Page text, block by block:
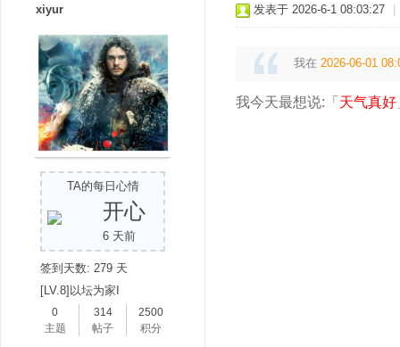
xiyur
TA的每日心情
开心
6 天前
签到天数: 279 天
[LV.8]以坛为家I
0
主题
314
帖子
2500
积分
发表于 2026-6-1 08:03:27
我在 2026-06-01
我今天最想说:「 天气真好